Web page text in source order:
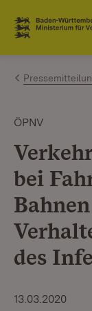
Zum
Link zur
ÖPNV
bei
des
13.03.2020